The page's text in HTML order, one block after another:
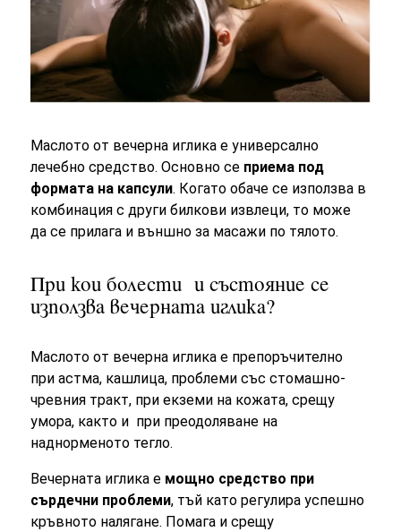
Маслото от вечерна иглика е универсално
лечебно средство. Основно се приема под
формата на капсули. Когато обаче се използва в
комбинация с други билкови извлеци, то може
да се прилага и външно за масажи по тялото.
При кои болести и състояние се
използва вечерната иглика?
Маслото от вечерна иглика е препоръчително
при астма, кашлица, проблеми със стомашно-
чревния тракт, при екземи на кожата, срещу
умора, както и при преодоляване на
наднорменото тегло.
Вечерната иглика е мощно средство при
сърдечни проблеми, тъй като регулира успешно
кръвното налягане. Помага и срещу